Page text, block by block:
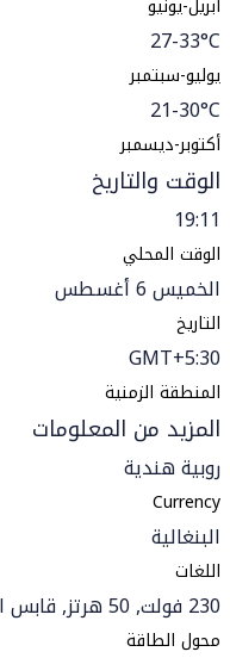
أبريل-يونيو
27-33°C
يوليو-سبتمبر
21-30°C
أكتوبر-ديسمبر
الوقت والتاريخ
19:11
الوقت المحلي
الخميس 6 أغسطس
التاريخ
GMT+5:30
المنطقة الزمنية
المزيد من المعلومات
روبية هندية
Currency
البنغالية
اللغات
230 فولت, 50 هرتز, قابس الكهرباء فئة C/D/M
محول الطاقة